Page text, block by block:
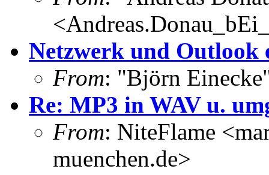
Netzwerk und Outlook
From: "Björn
Re: MP3 in WAV u.
From: NiteFlame
muenchen.de>